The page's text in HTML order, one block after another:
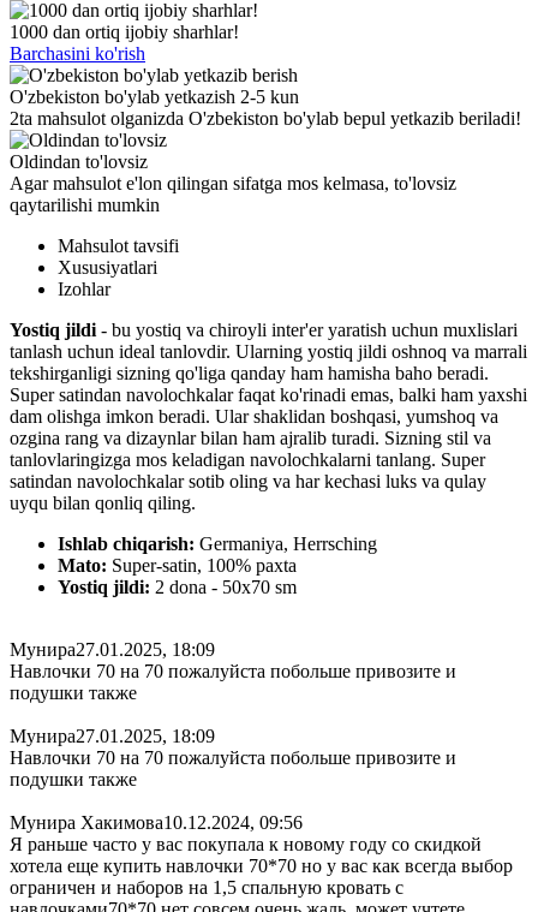
1000 dan ortiq ijobiy sharhlar!
Barchasini ko'rish
O'zbekiston bo'ylab yetkazish 2-5 kun
2ta mahsulot olganizda O'zbekiston bo'ylab bepul yetkazib beriladi!
Oldindan to'lovsiz
Agar mahsulot e'lon qilingan sifatga mos kelmasa, to'lovsiz
qaytarilishi mumkin
Mahsulot tavsifi
Xususiyatlari
Izohlar
Yostiq jildi - bu yostiq va chiroyli inter'er yaratish uchun muxlislari
tanlash uchun ideal tanlovdir. Ularning yostiq jildi oshnoq va marrali
tekshirganligi sizning qo'liga qanday ham hamisha baho beradi.
Super satindan navolochkalar faqat ko'rinadi emas, balki ham yaxshi
dam olishga imkon beradi. Ular shaklidan boshqasi, yumshoq va
ozgina rang va dizaynlar bilan ham ajralib turadi. Sizning stil va
tanlovlaringizga mos keladigan navolochkalarni tanlang. Super
satindan navolochkalar sotib oling va har kechasi luks va qulay
uyqu bilan qonliq qiling.
Ishlab chiqarish: Germaniya, Herrsching
Mato: Super-satin, 100% paxta
Yostiq jildi: 2 dona - 50x70 sm
Мунира27.01.2025, 18:09
Навлочки 70 на 70 пожалуйста побольше привозите и
подушки также
Мунира27.01.2025, 18:09
Навлочки 70 на 70 пожалуйста побольше привозите и
подушки также
Мунира Хакимова10.12.2024, 09:56
Я раньше часто у вас покупала к новому году со скидкой
хотела еще купить навлочки 70*70 но у вас как всегда выбор
ограничен и наборов на 1,5 спальную кровать с